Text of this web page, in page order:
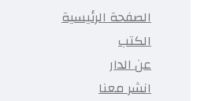
الصفحة الرئيسية
الكتب
عن الدار
انشر معنا